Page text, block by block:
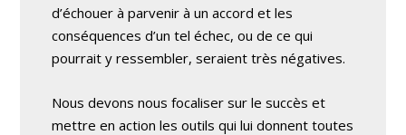
d’échouer à parvenir à un accord et les
conséquences d’un tel échec, ou de ce qui
pourrait y ressembler, seraient très négatives.
Nous devons nous focaliser sur le succès et
mettre en action les outils qui lui donnent toutes